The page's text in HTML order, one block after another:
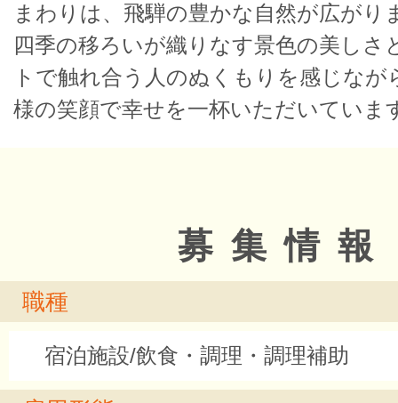
まわりは、飛騨の豊かな自然が広がり
四季の移ろいが織りなす景色の美しさ
トで触れ合う人のぬくもりを感じなが
様の笑顔で幸せを一杯いただいていま
募集情報
職種
宿泊施設/飲食・調理・調理補助